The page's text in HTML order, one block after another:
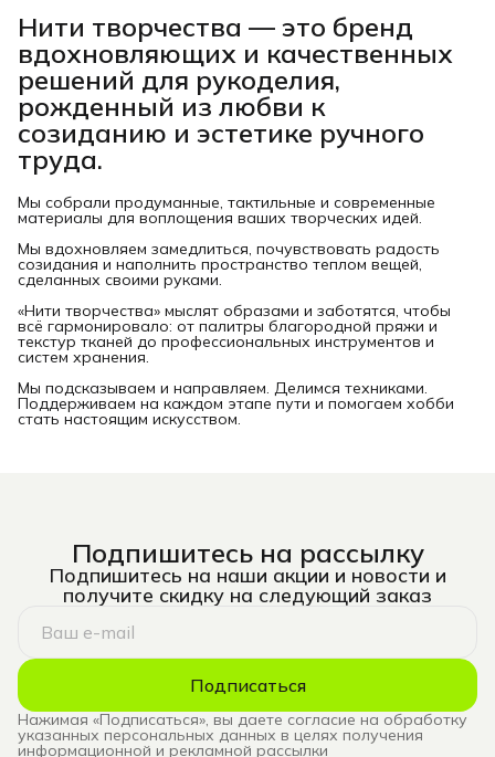
Нити творчества — это бренд
вдохновляющих и качественных
решений для рукоделия,
рожденный из любви к
созиданию и эстетике ручного
труда.
Мы собрали продуманные, тактильные и современные
материалы для воплощения ваших творческих идей.
Мы вдохновляем замедлиться, почувствовать радость
созидания и наполнить пространство теплом вещей,
сделанных своими руками.
«Нити творчества» мыслят образами и заботятся, чтобы
всё гармонировало: от палитры благородной пряжи и
текстур тканей до профессиональных инструментов и
систем хранения.
Мы подсказываем и направляем. Делимся техниками.
Поддерживаем на каждом этапе пути и помогаем хобби
стать настоящим искусством.
Подпишитесь на рассылку
Подпишитесь на наши акции и новости и
получите скидку на следующий заказ
Подписаться
Нажимая «Подписаться», вы даете согласие на обработку
указанных персональных данных в целях получения
информационной и рекламной рассылки